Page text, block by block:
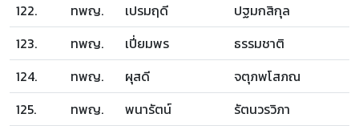
122.
ทพญ. เปรมฤดี
ปฐมกสิกุล
123.
ทพญ. เปี่ยมพร
ธรรมชาติ
124.
ทพญ. ผุสดี
จตุภพโสภณ
125.
ทพญ. พนารัตน์
รัตนวรวิภา